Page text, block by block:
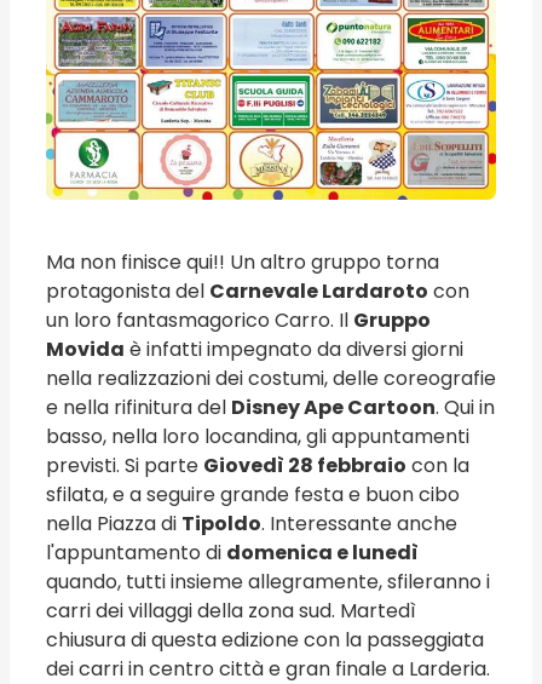
Ma non finisce qui!! Un altro gruppo torna
protagonista del Carnevale Lardaroto con
un loro fantasmagorico Carro. Il Gruppo
Movida è infatti impegnato da diversi giorni
nella realizzazioni dei costumi, delle coreografie
e nella rifinitura del Disney Ape Cartoon. Qui in
basso, nella loro locandina, gli appuntamenti
previsti. Si parte Giovedì 28 febbraio con la
sfilata, e a seguire grande festa e buon cibo
nella Piazza di Tipoldo. Interessante anche
l'appuntamento di domenica e lunedì
quando, tutti insieme allegramente, sfileranno i
carri dei villaggi della zona sud. Martedì
chiusura di questa edizione con la passeggiata
dei carri in centro città e gran finale a Larderia.